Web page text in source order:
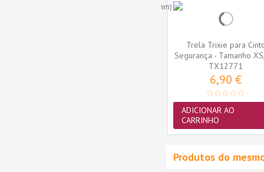
Trela Trixie para
Segurança - Tamanho
TX12771
6,90 €
ADICIONAR AO
CARRINHO
Produtos do